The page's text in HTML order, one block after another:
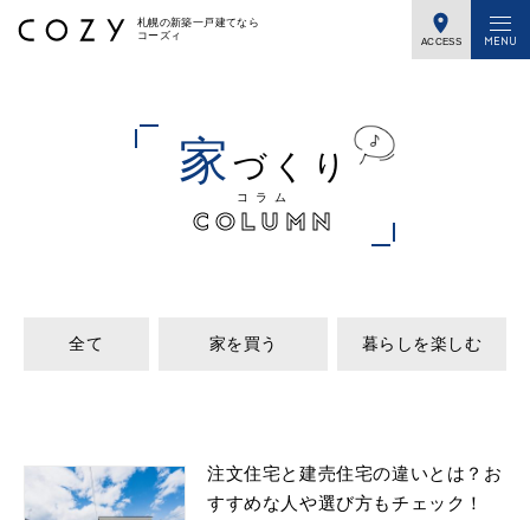
札幌の新築一戸建てなら
コーズィ
ACCESS
家づくり
コラム
全て 家を買う 暮らしを楽しむ
注文住宅と建売住宅の違いとは？お
すすめな人や選び方もチェック！